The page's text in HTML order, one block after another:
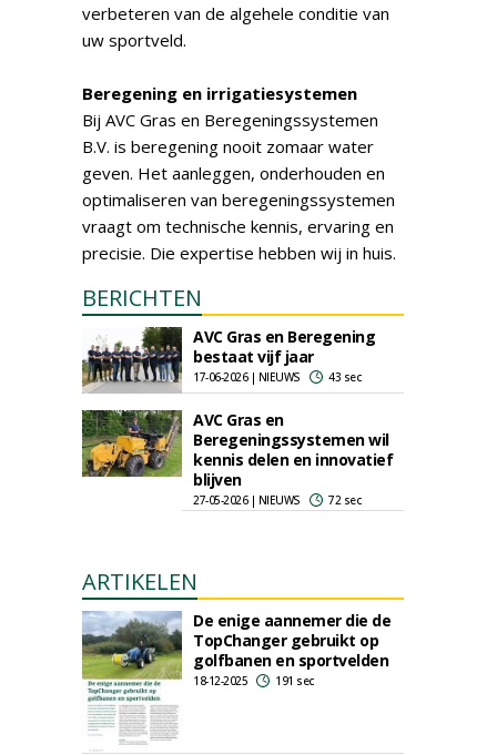
verbeteren van de algehele conditie van
uw sportveld.
Beregening en irrigatiesystemen
Bij AVC Gras en Beregeningssystemen
B.V. is beregening nooit zomaar water
geven. Het aanleggen, onderhouden en
optimaliseren van beregeningssystemen
vraagt om technische kennis, ervaring en
precisie. Die expertise hebben wij in huis.
BERICHTEN
AVC Gras en Beregening
bestaat vijf jaar
17-06-2026 | NIEUWS 43 sec
AVC Gras en
Beregeningssystemen wil
kennis delen en innovatief
blijven
27-05-2026 | NIEUWS 72 sec
ARTIKELEN
De enige aannemer die de
TopChanger gebruikt op
golfbanen en sportvelden
18-12-2025 191 sec